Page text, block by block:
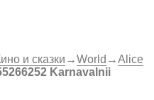
и сказки →World →Alice
Karnavalnii